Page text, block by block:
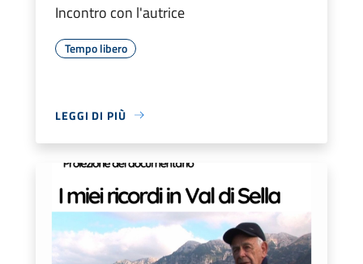
Incontro con l'autrice
Tempo libero
LEGGI DI PIÙ